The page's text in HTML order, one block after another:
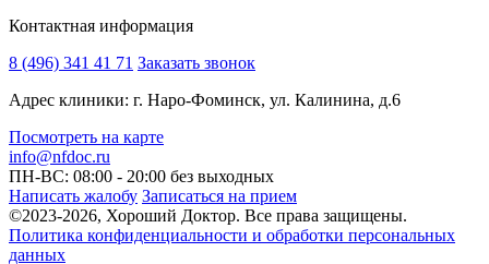
Контактная информация
8 (496) 341 41 71 Заказать звонок
Адрес клиники: г. Наро-Фоминск, ул. Калинина, д.6
Посмотреть на карте
info@nfdoc.ru
ПН-ВС: 08:00 - 20:00 без выходных
Написать жалобу Записаться на прием
©2023-2026, Хороший Доктор. Все права защищены.
Политика конфиденциальности и обработки персональных
данных